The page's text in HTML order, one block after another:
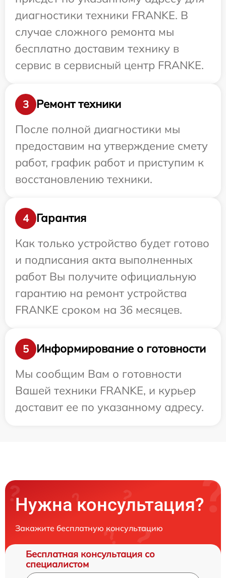
диагностики техники FRANKE. В
случае сложного ремонта мы
бесплатно доставим технику в
сервис в сервисный центр FRANKE.
3
Ремонт техники
После полной диагностики мы
предоставим на утверждение смету
работ, график работ и приступим к
восстановлению техники.
4
Гарантия
Как только устройство будет готово
и подписания акта выполненных
работ Вы получите официальную
гарантию на ремонт устройства
FRANKE сроком на 36 месяцев.
5
Информирование о готовности
Мы сообщим Вам о готовности
Вашей техники FRANKE, и курьер
доставит ее по указанному адресу.
Нужна консультация?
Закажите бесплатную консультацию
Бесплатная консультация со
специалистом